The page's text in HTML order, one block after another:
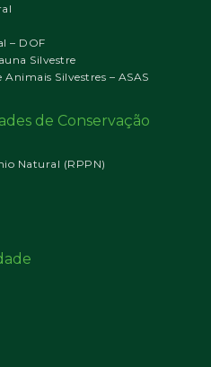
– DOF
Silvestre
Silvestres – ASAS
de Conservação
Natural (RPPN)